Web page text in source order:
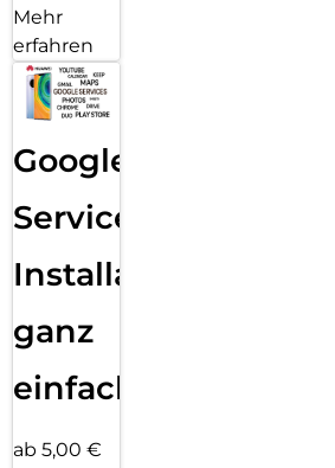
Mehr
erfahren
Google
Services
Installation
ganz
einfach
ab 5,00 €